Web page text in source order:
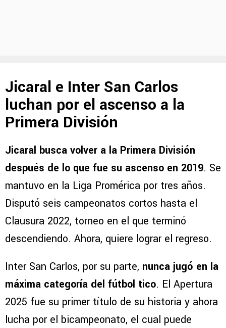
Jicaral e Inter San Carlos
luchan por el ascenso a la
Primera División
Jicaral busca volver a la Primera División
después de lo que fue su ascenso en 2019. Se
mantuvo en la Liga Promérica por tres años.
Disputó seis campeonatos cortos hasta el
Clausura 2022, torneo en el que terminó
descendiendo. Ahora, quiere lograr el regreso.
Inter San Carlos, por su parte, nunca jugó en la
máxima categoría del fútbol tico. El Apertura
2025 fue su primer título de su historia y ahora
lucha por el bicampeonato, el cual puede